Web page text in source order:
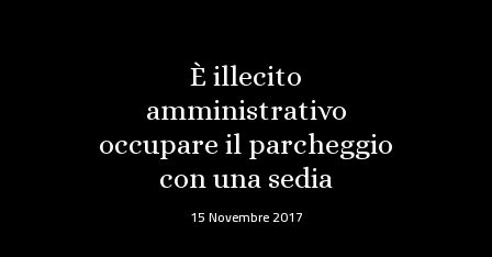
È illecito
amministrativo
occupare il parcheggio
con una sedia
15 Novembre 2017